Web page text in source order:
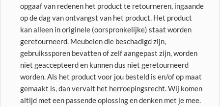
opgaaf van redenen het product te retourneren, ingaande
op de dag van ontvangst van het product. Het product
kan alleen in originele (oorspronkelijke) staat worden
geretourneerd. Meubelen die beschadigd zijn,
gebruikssporen bevatten of zelf aangepast zijn, worden
niet geaccepteerd en kunnen dus niet geretourneerd
worden. Als het product voor jou besteld is en/of op maat
gemaakt is, dan vervalt het herroepingsrecht. Wij komen
altijd met een passende oplossing en denken met je mee.